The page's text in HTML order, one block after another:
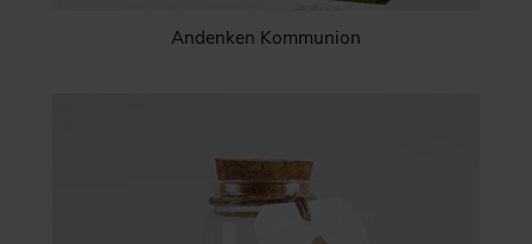
Andenken Kommunion